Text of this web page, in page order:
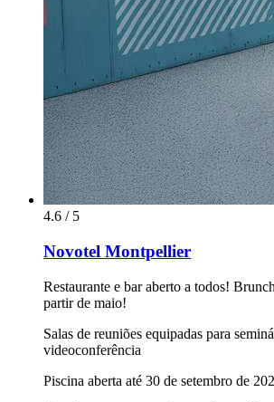
4.6 / 5
Novotel Montpellier
Restaurante e bar aberto a todos!
partir de maio!
Salas de reuniões equipadas para
videoconferência
Piscina aberta até 30 de setembro de